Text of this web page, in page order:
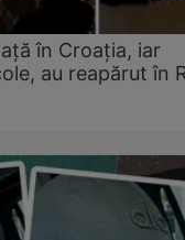
în Croația, iar
au reapărut în